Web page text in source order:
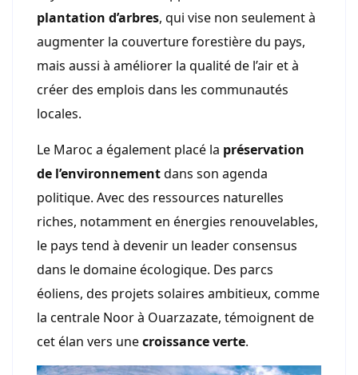
plantation d’arbres, qui vise non seulement à
augmenter la couverture forestière du pays,
mais aussi à améliorer la qualité de l’air et à
créer des emplois dans les communautés
locales.
Le Maroc a également placé la préservation
de l’environnementdans son agenda
politique. Avec des ressources naturelles
riches, notamment en énergies renouvelables,
le pays tend à devenir un leader consensus
dans le domaine écologique. Des parcs
éoliens, des projets solaires ambitieux, comme
la centrale Noor à Ouarzazate, témoignent de
cet élan vers unecroissance verte.